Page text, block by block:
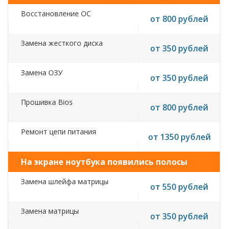
Восстановление ОС от 800 рублей
Замена жесткого диска от 350 рублей
Замена ОЗУ от 350 рублей
Прошивка Bios от 800 рублей
Ремонт цепи питания от 1350 рублей
На экране ноутбука появились полосы
Замена шлейфа матрицы от 550 рублей
Замена матрицы от 350 рублей